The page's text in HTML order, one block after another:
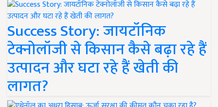
Success Story: जायटॉनिक
टेक्नोलॉजी से किसान कैसे बढ़ा रहे हैं
उत्पादन और घटा रहे हैं खेती की
लागत?